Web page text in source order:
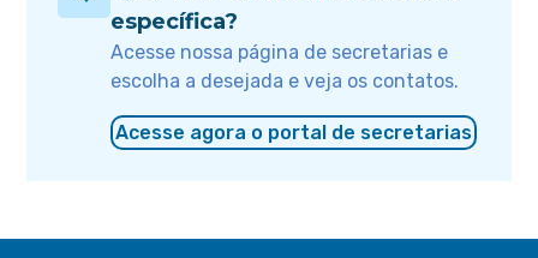
específica?
Acesse nossa página de secretarias e
escolha a desejada e veja os contatos.
Acesse agora o portal de secretarias